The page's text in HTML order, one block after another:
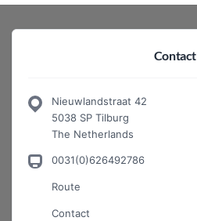
Contact
Nieuwlandstraat 42
5038 SP Tilburg
The Netherlands
0031(0)626492786
Route
Contact